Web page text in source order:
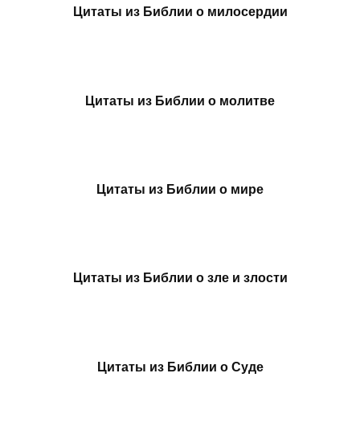
Цитаты из Библии о милосердии
Цитаты из Библии о молитве
Цитаты из Библии о мире
Цитаты из Библии о зле и злости
Цитаты из Библии о Суде